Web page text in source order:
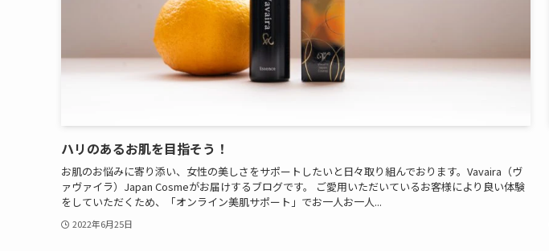
ハリのあるお肌を目指そう！
お肌のお悩みに寄り添い、女性の美しさをサポートしたいと日々取り組んでおります。Vavaira（ヴ
ァヴァイラ）Japan Cosmeがお届けするブログです。 ご愛用いただいているお客様により良い体験
をしていただくため、「オンライン美肌サポート」でお一人お一人...
2022年6月25日